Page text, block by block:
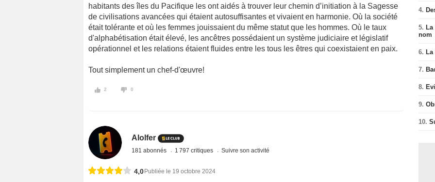
habitants des îles du Pacifique les ont aidés à trouver leur chemin d’initiation à la Sagesse
de civilisations avancées qui étaient autosuffisantes et vivaient en harmonie. Où la société
était tolérante et où les femmes jouissaient du même statut que les hommes. Où le taux
d'alphabétisation était élevé, les ancêtres possédaient un système judiciaire et législatif
opérationnel et les relations étaient fluides entre les tous les êtres qui coexistaient en paix.
Tout simplement un chef-d'œuvre!
2 0
Alolfer
181 abonnés 1 797 critiques Suivre son activité
4,0Publiée le 19 octobre 2024
4.
5.
nom
6.
7.
8.
9.
10.